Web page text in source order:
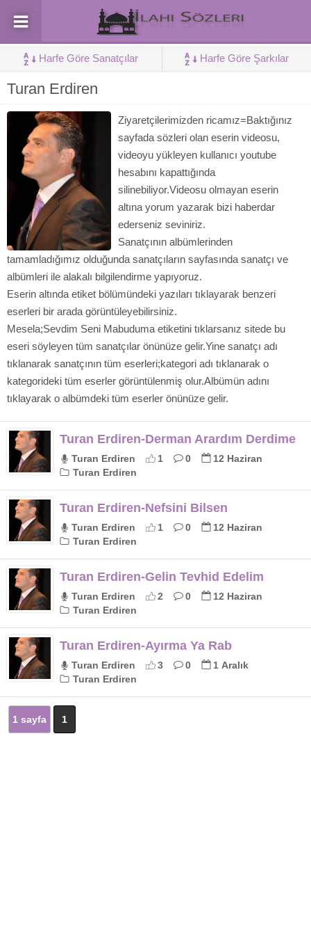
Harfe Göre Sanatçılar Harfe Göre Şarkılar
Turan Erdiren
Ziyaretçilerimizden ricamız=Baktığınız
sayfada sözleri olan eserin videosu,
videoyu yükleyen kullanıcı youtube
hesabını kapattığında
silinebiliyor.Videosu olmayan eserin
altına yorum yazarak bizi haberdar
ederseniz seviniriz.
Sanatçının albümlerinden
tamamladığımız olduğunda sanatçıların sayfasında sanatçı ve
albümleri ile alakalı bilgilendirme yapıyoruz.
Eserin altında etiket bölümündeki yazıları tıklayarak benzeri
eserleri bir arada görüntüleyebilirsiniz.
Mesela;Sevdim Seni Mabuduma etiketini tıklarsanız sitede bu
eseri söyleyen tüm sanatçılar önünüze gelir.Yine sanatçı adı
tıklanarak sanatçının tüm eserleri;kategori adı tıklanarak o
kategorideki tüm eserler görüntülenmiş olur.Albümün adını
tıklayarak o albümdeki tüm eserler önünüze gelir.
Turan Erdiren-Derman Arardım Derdime
Turan Erdiren 1 0
12 Haziran
Turan Erdiren
Turan Erdiren-Nefsini Bilsen
Turan Erdiren 1 0
12 Haziran
Turan Erdiren
Turan Erdiren-Gelin Tevhid Edelim
Turan Erdiren 2 0
12 Haziran
Turan Erdiren
Turan Erdiren-Ayırma Ya Rab
Turan Erdiren 3 0
1 Aralık
Turan Erdiren
1 sayfa 1